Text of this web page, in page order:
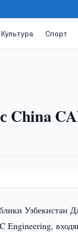
Культура Спорт
China
Узбекистан
Engineering,